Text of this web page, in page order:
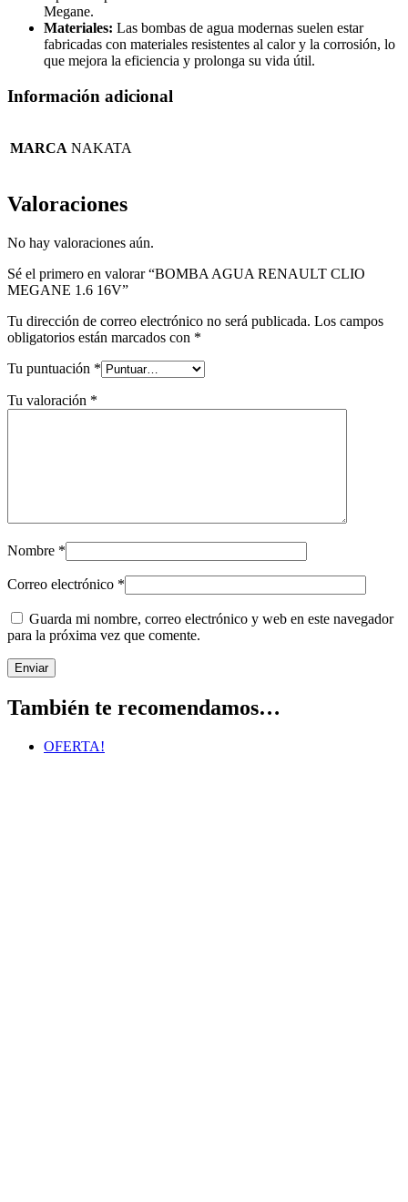
Megane.
Materiales: Las bombas de agua modernas suelen estar
fabricadas con materiales resistentes al calor y la corrosión, lo
que mejora la eficiencia y prolonga su vida útil.
Información adicional
MARCA NAKATA
Valoraciones
No hay valoraciones aún.
Sé el primero en valorar “BOMBA AGUA RENAULT CLIO
MEGANE 1.6 16V”
Tu dirección de correo electrónico no será publicada. Los campos
obligatorios están marcados con *
Tu puntuación *
Tu valoración *
Nombre *
Correo electrónico *
Guarda mi nombre, correo electrónico y web en este navegador
para la próxima vez que comente.
También te recomendamos…
OFERTA!